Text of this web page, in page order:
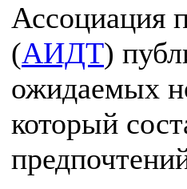
Ассоциация
(АИДТ)
ожидаемых
который